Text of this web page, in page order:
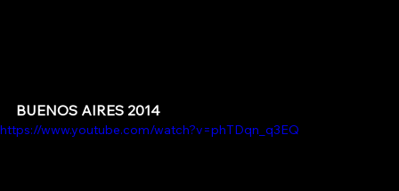
BUENOS AIRES 2014
https://www.youtube.com/watch?v=phTDqn_q3EQ